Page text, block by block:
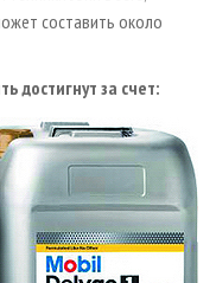
составить около
достигнут за счет: